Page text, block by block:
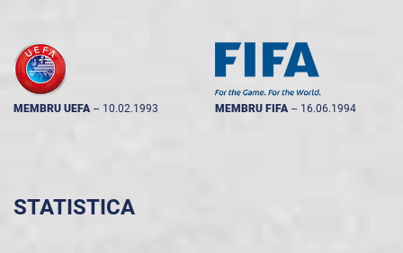
MEMBRU UEFA -- 10.02.1993 MEMBRU FIFA -- 16.06.1994
STATISTICA